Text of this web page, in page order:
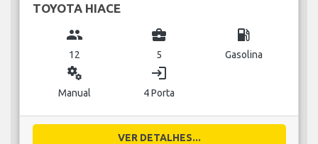
TOYOTA HIACE
group
12
business_center
5
local_gas_station
Gasolina
miscellaneous_services
Manual
login
4 Porta
VER DETALHES...